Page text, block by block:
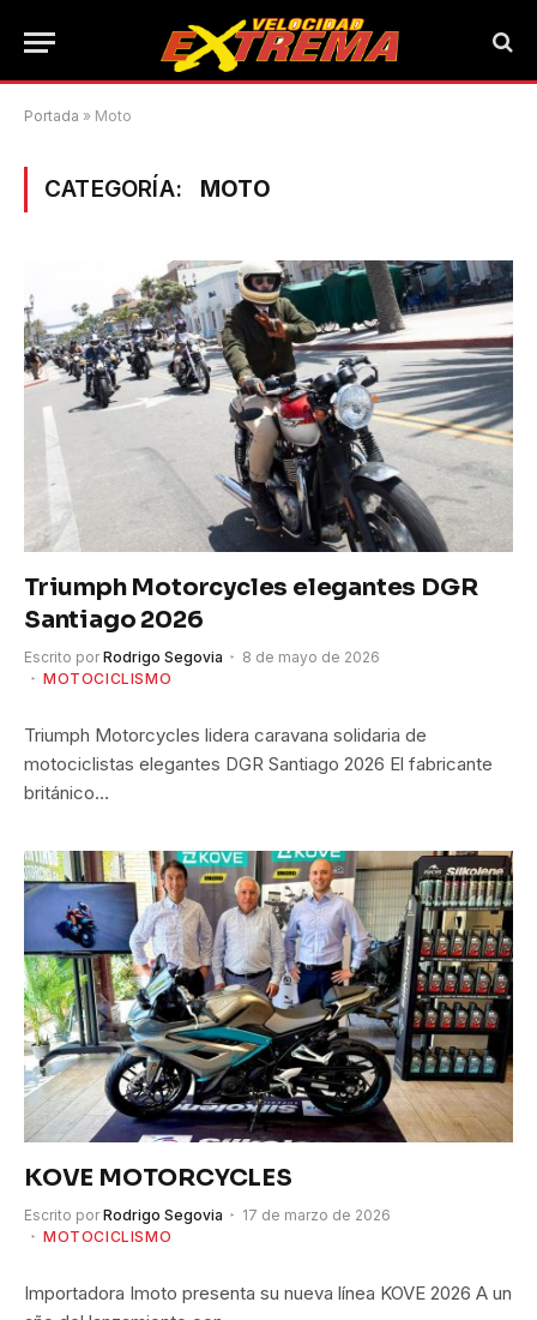
Portada » Moto
CATEGORÍA: MOTO
Triumph Motorcycles elegantes DGR
Santiago 2026
Escrito por Rodrigo Segovia
8 de mayo de 2026
MOTOCICLISMO
Triumph Motorcycles lidera caravana solidaria de
motociclistas elegantes DGR Santiago 2026 El fabricante
británico…
KOVE MOTORCYCLES
Escrito por Rodrigo Segovia
17 de marzo de 2026
MOTOCICLISMO
Importadora Imoto presenta su nueva línea KOVE 2026 A un